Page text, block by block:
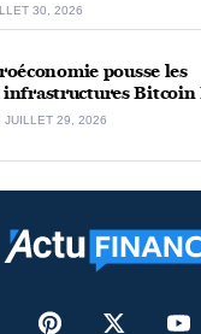
30, 2026
pousse les
infrastructures Bitcoin
JUILLET 29, 2026